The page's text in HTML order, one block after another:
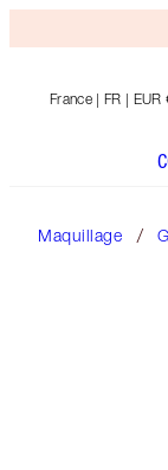
France | FR | EUR
Maquillage